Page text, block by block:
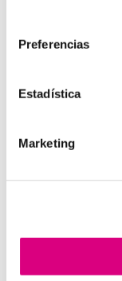
Preferencias
Estadística
Marketing
cliente.
Enviar
comentario.
Telefonía
Interfonos IP